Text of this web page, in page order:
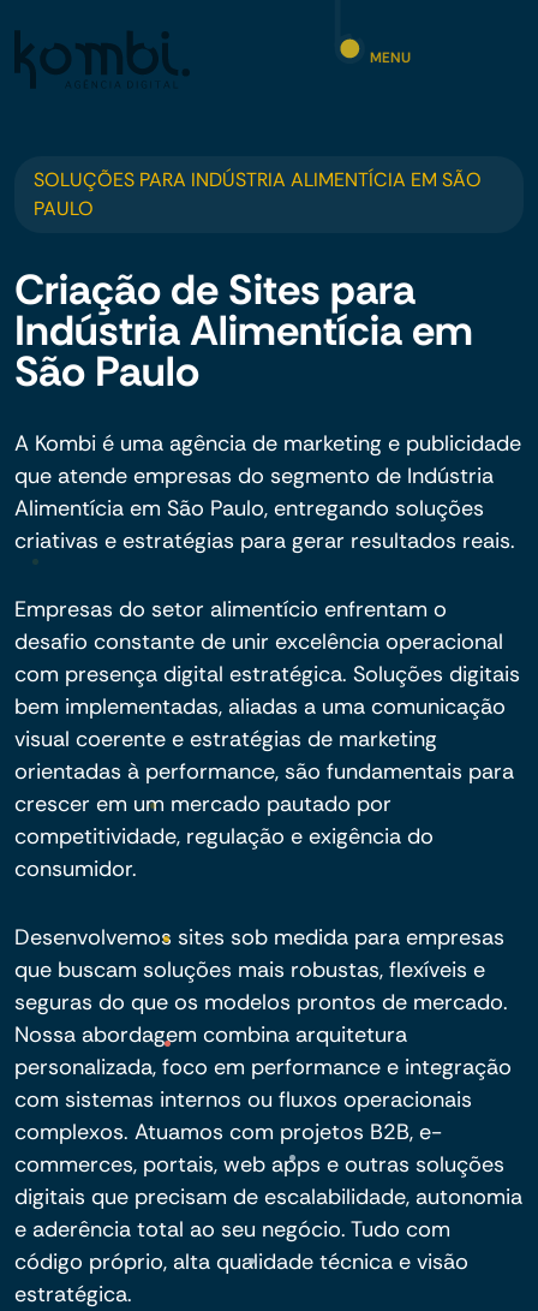
MENU
SOLUÇÕES PARA INDÚSTRIA ALIMENTÍCIA EM SÃO
PAULO
Criação de Sites para
Indústria Alimentícia em
São Paulo
A Kombi é uma agência de marketing e publicidade
que atende empresas do segmento de Indústria
Alimentícia em São Paulo, entregando soluções
criativas e estratégias para gerar resultados reais.
Empresas do setor alimentício enfrentam o
desafio constante de unir excelência operacional
com presença digital estratégica. Soluções digitais
bem implementadas, aliadas a uma comunicação
visual coerente e estratégias de marketing
orientadas à performance, são fundamentais para
crescer em um mercado pautado por
competitividade, regulação e exigência do
consumidor.
Desenvolvemos sites sob medida para empresas
que buscam soluções mais robustas, flexíveis e
seguras do que os modelos prontos de mercado.
Nossa abordagem combina arquitetura
personalizada, foco em performance e integração
com sistemas internos ou fluxos operacionais
complexos. Atuamos com projetos B2B, e-
commerces, portais, web apps e outras soluções
digitais que precisam de escalabilidade, autonomia
e aderência total ao seu negócio. Tudo com
código próprio, alta qualidade técnica e visão
estratégica.